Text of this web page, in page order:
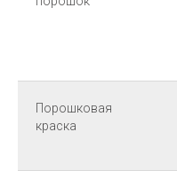
Порошковая
краска